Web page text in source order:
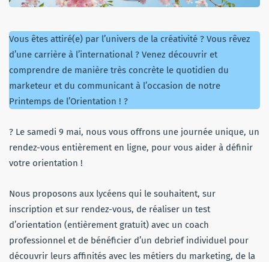
Vous êtes attiré(e) par l’univers de la créativité ? Vous rêvez
d’une carrière à l’international ? Venez découvrir et
comprendre de manière très concrète le quotidien du
marketeur et du communicant à l’occasion de notre
Printemps de l’Orientation ! ?
? Le samedi 9 mai, nous vous offrons une journée unique, un
rendez-vous entièrement en ligne, pour vous aider à définir
votre orientation !
Nous proposons aux lycéens qui le souhaitent, sur
inscription et sur rendez-vous, de réaliser un test
d’orientation (entièrement gratuit) avec un coach
professionnel et de bénéficier d’un debrief individuel pour
découvrir leurs affinités avec les métiers du marketing, de la